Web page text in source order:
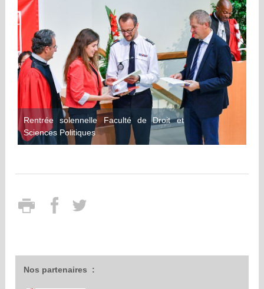
Rentrée solennelle Faculté de Droit et
Sciences Politiques
Nos partenaires :